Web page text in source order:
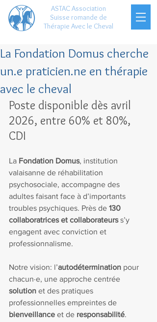
ASTAC Association
Suisse romande de
Thérapie Avec le Cheval
La Fondation Domus cherche
un.e praticien.ne en thérapie
avec le cheval
Poste disponible dès avril
2026, entre 60% et 80%,
CDI
La Fondation Domus, institution
valaisanne de réhabilitation
psychosociale, accompagne des
adultes faisant face à d’importants
troubles psychiques. Près de 130
collaboratrices et collaborateurs s’y
engagent avec conviction et
professionnalisme.
Notre vision: l’autodétermination pour
chacun·e, une approche centrée
solution et des pratiques
professionnelles empreintes de
bienveillance et de responsabilité.